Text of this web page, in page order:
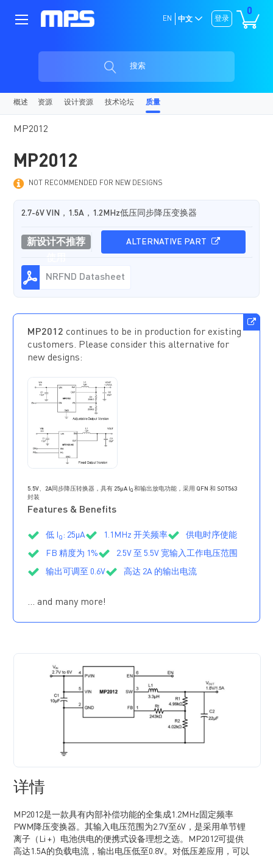
0
登录
EN 中文
搜索
概述 资源 设计资源 技术论坛 质量
MP2012
MP2012
NOT RECOMMENDED FOR NEW DESIGNS
2.7-6V VIN，1.5A，1.2MHz低压同步降压变换器
新设计不推荐
使用
ALTERNATIVE PART
NRFND Datasheet
MP2012 continues to be in production for existing
customers. Please consider this alternative for
new designs:
5.5V、2A同步降压转换器，具有 25μA I Q和输出放电功能，采用 QFN 和 SOT563
封装
Features & Benefits
低 I Q : 25μA 1.1MHz 开关频率 供电时序使能
FB 精度为 1% 2.5V 至 5.5V 宽输入工作电压范围
输出可调至 0.6V 高达 2A 的输出电流
100% 占空比
电源正常信号仅用于固定输出版本
采用 SOT563 或 UTQFN（1.2mmx1.6mm）封装
… and many more!
详情
MP2012是一款具有内部补偿功能的全集成1.2MHz固定频率
PWM降压变换器。其输入电压范围为2.7V至6V，是采用单节锂
离子（Li +）电池供电的便携式设备理想之选。MP2012可提供
高达1.5A的负载电流，输出电压低至0.8V。对低压差应用，可以